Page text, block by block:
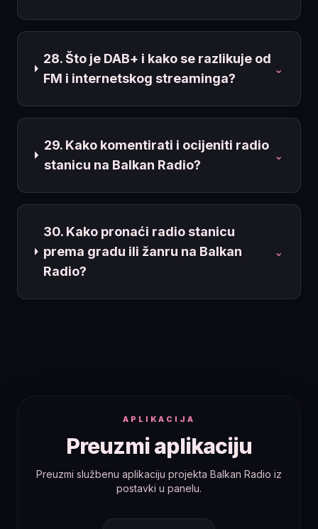
28. Što je DAB+ i kako se razlikuje od
FM i internetskog streaminga?
⌄
29. Kako komentirati i ocijeniti radio
stanicu na Balkan Radio?
⌄
30. Kako pronaći radio stanicu
prema gradu ili žanru na Balkan
Radio?
⌄
APLIKACIJA
Preuzmi aplikaciju
Preuzmi službenu aplikaciju projekta Balkan Radio iz
postavki u panelu.